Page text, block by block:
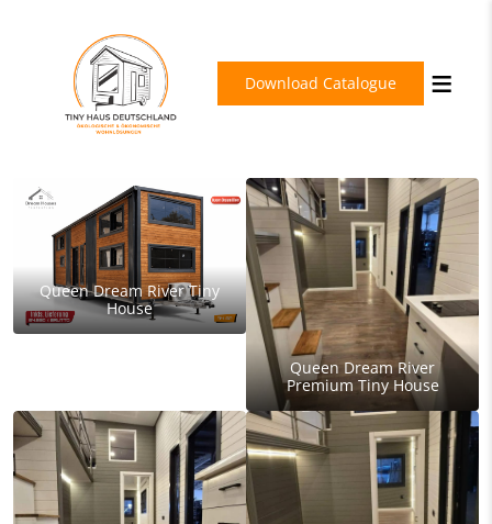
Download Catalogue
Queen Dream River Tiny
House
Queen Dream River
Premium Tiny House